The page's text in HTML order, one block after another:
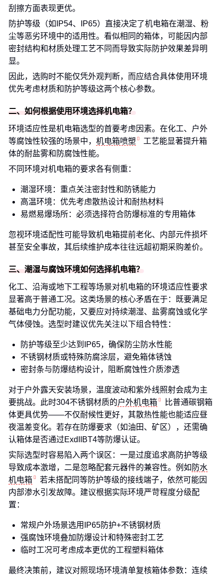
刮擦方面表现更优。
防护等级（如IP54、IP65）直接决定了机电箱在潮湿、粉
尘等恶劣环境中的适用性。看似相同的箱体，可能因内部
密封结构和材质处理工艺不同而导致实际防护效果差异明
显。
因此，选购时不能仅凭外观判断，而应结合具体使用环境
优先考虑材质和防护等级这两个核心参数。
二、如何根据使用环境选择机电箱？
环境适应性是机电箱选型的首要考虑因素。在化工、户外
等腐蚀性较强的场景中， 机电箱喷塑
工艺能显著提升箱
体的耐盐雾和防腐蚀性能。
不同环境对机电箱的要求各有侧重：
潮湿环境：重点关注密封性和防锈能力
高温环境：优先考虑散热设计和耐热材料
易燃易爆场所：必须选择符合防爆标准的专用箱体
忽视环境适配性可能导致机电箱提前老化、内部元件损坏
甚至安全事故，其后续维护成本往往远超初期采购差价。
三、潮湿与腐蚀环境如何选择机电箱？
化工、沿海或地下工程等场景对机电箱的环境适应性要求
显著高于普通工况。这类场景的核心矛盾在于：既要满足
基础电力分配功能，又要应对持续潮湿、盐雾腐蚀或化学
气体侵蚀。选型时建议优先关注以下组合特性：
防护等级至少达到IP65，确保防尘防水性能
不锈钢材质或特殊防腐涂层，避免箱体锈蚀
密封条与防爆结构设计，阻断腐蚀性介质渗透
对于户外露天安装场景，温度波动和紫外线照射会成为主
要挑战。此时304不锈钢材质的户外机电箱
比普通碳钢箱
体更具优势——不仅耐候性更好，其散热性能也能适应昼
夜温差变化。若存在防爆要求（如油田、矿区），还需确
认箱体是否通过ExdIIBT4等防爆认证。
实际选型时容易陷入两个误区：一是过度追求高防护等级
导致成本激增，二是忽略配套元器件的兼容性。例如 防水
机电箱
若未搭配同等防护等级的接线端子，依然可能因
内部渗水引发故障。建议根据实际环境严苛程度分级配
置：
常规户外场景选用IP65防护+不锈钢材质
强腐蚀环境叠加防爆设计和特殊密封工艺
临时工况可考虑成本更优的工程塑料箱体
最终决策前，建议对照现场环境清单复核箱体参数：连续